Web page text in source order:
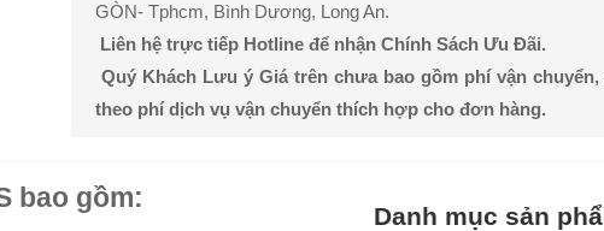
GÒN- Tphcm, Bình Dương, Long An.
Liên hệ trực tiếp Hotline để nhận Chính Sách Ưu Đãi.
Quý Khách Lưu ý Giá trên chưa bao gồm phí vận
theo phí dịch vụ vận chuyển thích hợp cho đơn hàng.
bao gồm:
Danh mục sản